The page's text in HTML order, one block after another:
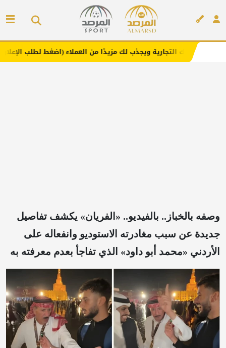
ويجذب لك مزيدًا من العملاء (اضغط لطلب الإعلان)
وصفه بالخباز.. بالفيديو.. «الفريان» يكشف تفاصيل
جديدة عن سبب مغادرته الاستوديو وانفعاله على
الأردني «محمد أبو داود» الذي تفاجأ بعدم معرفته به